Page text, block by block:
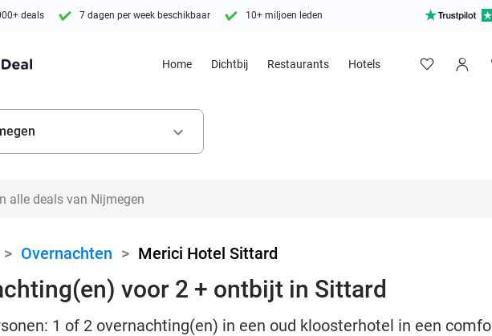
deals 7 dagen per week beschikbaar 10+ miljoen leden
Home Dichtbij Restaurants Hotels
keyboard_arrow_down
> Overnachten > Merici Hotel Sittard
voor 2 + ontbijt in Sittard
1 of 2 overnachting(en) in een oud kloosterhotel in een